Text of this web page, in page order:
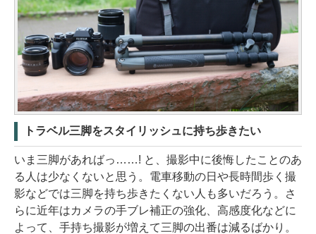
トラベル三脚をスタイリッシュに持ち歩きたい
いま三脚があればっ……! と、撮影中に後悔したことのあ
る人は少なくないと思う。電車移動の日や長時間歩く撮
影などでは三脚を持ち歩きたくない人も多いだろう。さ
らに近年はカメラの手ブレ補正の強化、高感度化などに
よって、手持ち撮影が増えて三脚の出番は減るばかり。